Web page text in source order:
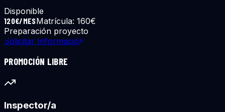
Disponible
120€/MESMatrícula: 160€
Preparación proyecto
Solicitar Información
PROMOCIÓN LIBRE
Inspector/a